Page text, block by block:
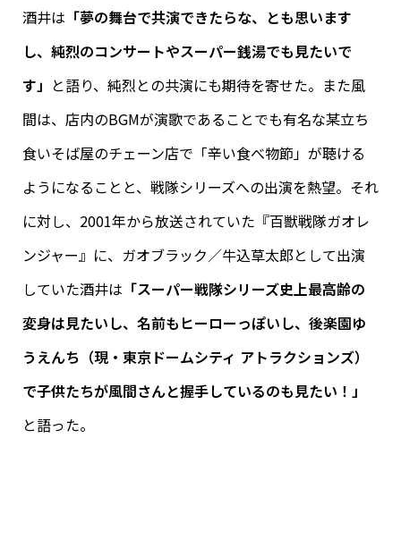
酒井は 「夢の舞台で共演できたらな、とも思います
し、純烈のコンサートやスーパー銭湯でも見たいで
す」 と語り、純烈との共演にも期待を寄せた。また風
間は、店内のBGMが演歌であることでも有名な某立ち
食いそば屋のチェーン店で「辛い食べ物節」が聴ける
ようになることと、戦隊シリーズへの出演を熱望。それ
に対し、2001年から放送されていた『百獣戦隊ガオレ
ンジャー』に、ガオブラック／牛込草太郎として出演
していた酒井は 「スーパー戦隊シリーズ史上最高齢の
変身は見たいし、名前もヒーローっぽいし、後楽園ゆ
うえんち（現・東京ドームシティ アトラクションズ）
で子供たちが風間さんと握手しているのも見たい！」
と語った。